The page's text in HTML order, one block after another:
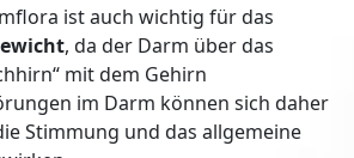
ist auch wichtig für das
, da der Darm über das
mit dem Gehirn
im Darm können sich daher
Stimmung und das allgemeine